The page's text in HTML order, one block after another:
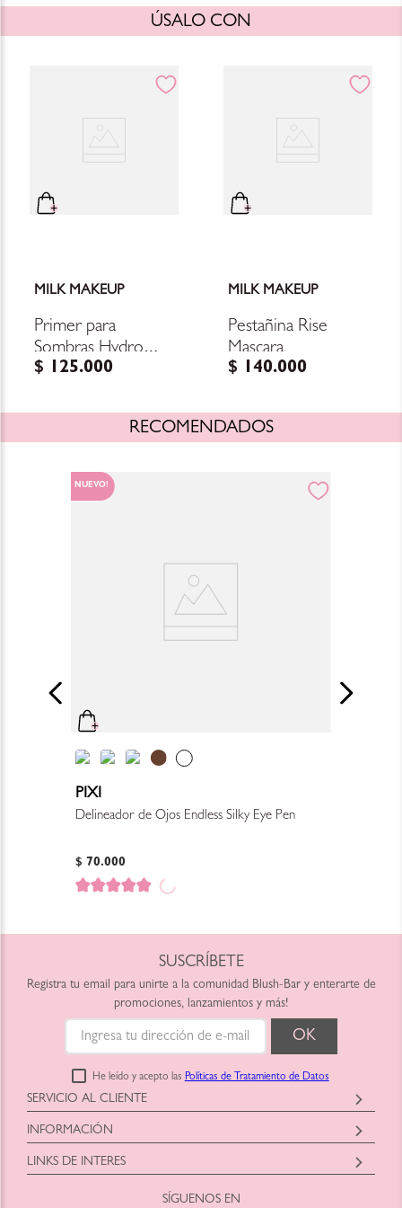
ÚSALO CON
MILK MAKEUP
Primer para
Sombras Hydro
Grip Eye Primer
$ 125.000
MILK MAKEUP
Pestañina Rise
Mascara
$ 140.000
RECOMENDADOS
NUEVO!
PIXI
Delineador de Ojos Endless Silky Eye Pen
$ 70.000
SUSCRÍBETE
Registra tu email para unirte a la comunidad Blush-Bar y enterarte de
promociones, lanzamientos y más!
He leído y acepto lasPolíticas de Tratamiento de Datos
SERVICIO AL CLIENTE
Horario: Lunes a Viernes
9:00am a 6:00pm
shop@blush-bar.com
INFORMACIÓN
Blush-Bar SAS
Correo:shop@blush-bar.com
LINKS DE INTERES
Marcas Cruelty Free
SÍGUENOS EN